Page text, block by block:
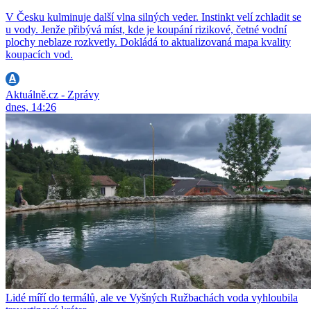
V Česku kulminuje další vlna silných veder. Instinkt velí zchladit se
u vody. Jenže přibývá míst, kde je koupání rizikové, četné vodní
plochy neblaze rozkvetly. Dokládá to aktualizovaná mapa kvality
koupacích vod.
Aktuálně.cz - Zprávy
dnes, 14:26
Lidé míří do termálů, ale ve Vyšných Ružbachách voda vyhloubila